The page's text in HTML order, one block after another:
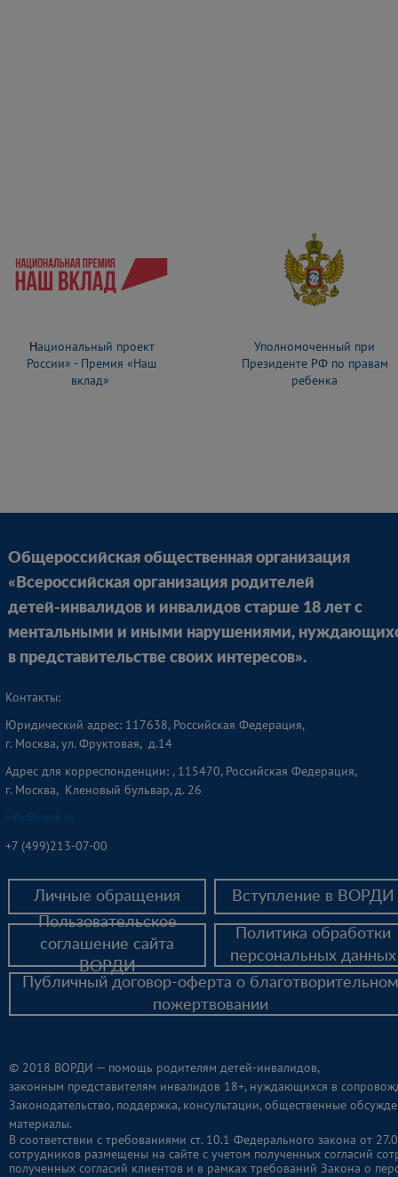
Уполномоченный при
Президенте РФ по правам
ребенка
Национальный проект
России» - Премия «Наш
вклад»
Общероссийская общественная организация
«Всероссийская организация родителей
детей-инвалидов и инвалидов старше 18 лет с
ментальными и иными нарушениями,
в представительстве своих интересов».
Контакты:
Юридический адрес: 117638, Российская Федерация,
г. Москва, ул. Фруктовая, д.14
Адрес для корреспонденции: , 115470, Российская Федерация,
г. Москва, Кленовый бульвар, д. 26
info@vordi.ru
+7 (499)213-07-00
Личные обращения
Вступление в ВОРДИ
Пользовательское
соглашение сайта
ВОРДИ
© 2018 ВОРДИ — помощь родителям детей-инвалидов,
законным представителям инвалидов 18+, нуждающихся в
Законодательство, поддержка, консультации, общественные
материалы.
Политика обработки
персональных данных
Публичный договор-оферта о благотворительном
пожертвовании
В соответствии с требованиями ст. 10.1 Федерального закона от
сотрудников размещены на сайте с учетом полученных согласий
полученных согласий клиентов и в рамках требований Закона о